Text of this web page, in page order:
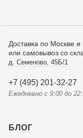
Доставка по Москве
или самовывоз со
д. Семеново, 45Б/1
+7 (495) 201-32-27
Ежедневно с 9:00 до
БЛОГ